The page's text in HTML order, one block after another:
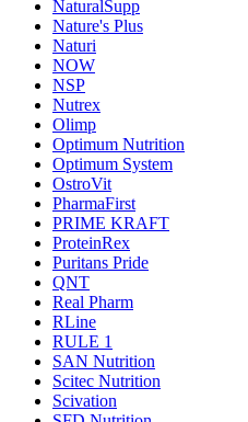
NaturalSupp
Nature's Plus
Naturi
NOW
NSP
Nutrex
Olimp
Optimum Nutrition
Optimum System
OstroVit
PharmaFirst
PRIME KRAFT
ProteinRex
Puritans Pride
QNT
Real Pharm
RLine
RULE 1
SAN Nutrition
Scitec Nutrition
Scivation